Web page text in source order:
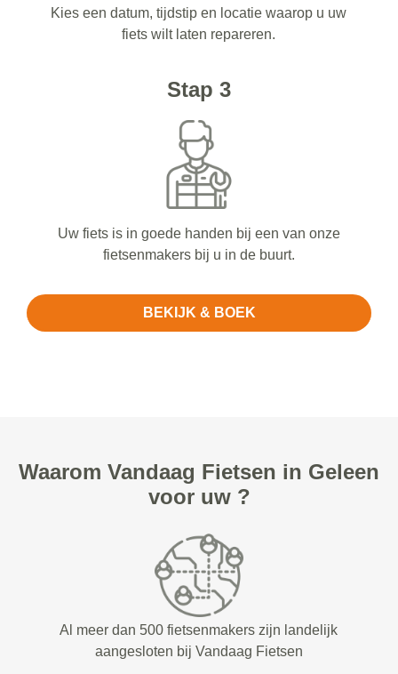
Kies een datum, tijdstip en locatie waarop u uw
fiets wilt laten repareren.
Stap 3
Uw fiets is in goede handen bij een van onze
fietsenmakers bij u in de buurt.
BEKIJK & BOEK
Waarom Vandaag Fietsen in Geleen
voor uw ?
Al meer dan 500 fietsenmakers zijn landelijk
aangesloten bij Vandaag Fietsen